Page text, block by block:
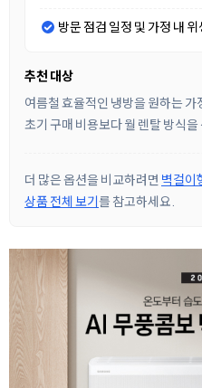
방문 점검 일정 및 가정 내 위
추천 대상
여름철 효율적인 냉방을 원하는 가
초기 구매 비용보다 월 렌탈 방식
더 많은 옵션을 비교하려면 벽걸이
상품 전체 보기를 참고하세요.